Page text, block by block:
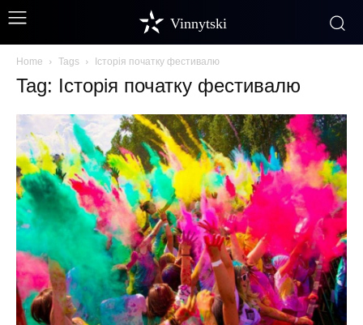
Vinnytski
Home Tags Історія початку фестивалю
Tag: Історія початку фестивалю